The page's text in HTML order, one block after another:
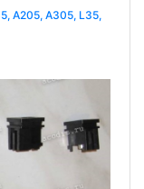
A205, A305, L35,